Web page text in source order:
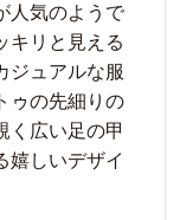
人気のようで
キリと見える
ジュアルな服
ゥの先細りの
く広い足の甲
嬉しいデザイ